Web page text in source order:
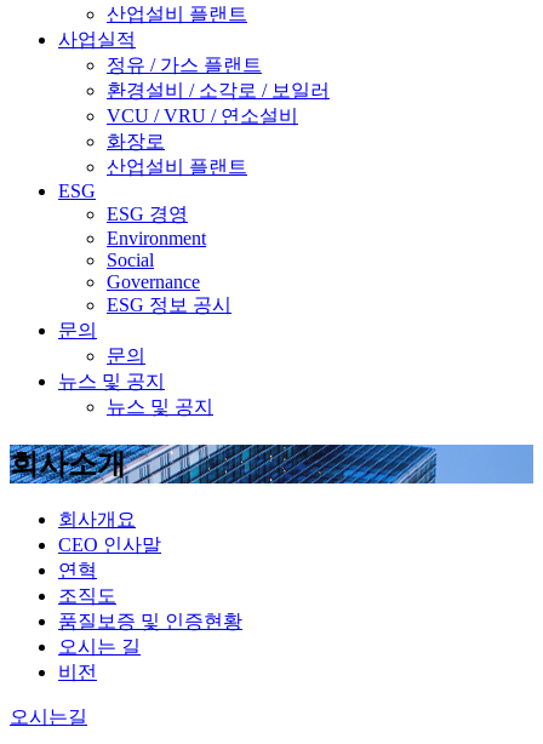
산업설비 플랜트
사업실적
정유 / 가스 플랜트
환경설비 / 소각로 / 보일러
VCU / VRU / 연소설비
화장로
산업설비 플랜트
ESG
ESG 경영
Environment
Social
Governance
ESG 정보 공시
문의
문의
뉴스 및 공지
뉴스 및 공지
회사소개
회사개요
CEO 인사말
연혁
조직도
품질보증 및 인증현황
오시는 길
비전
오시는길